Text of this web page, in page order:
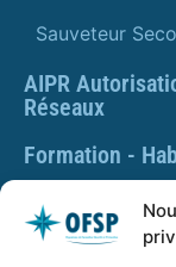
Sauveteur
AIPR
Réseaux
Formation -
Formation -
Formation